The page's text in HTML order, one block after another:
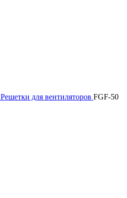
Решетки для вентиляторов FGF-50